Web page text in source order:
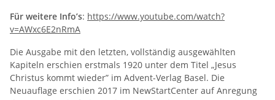
Für weitere Info’s: https://www.youtube.com/watch?
v=AWxc6E2nRmA
Die Ausgabe mit den letzten, vollständig ausgewählten
Kapiteln erschien erstmals 1920 unter dem Titel „Jesus
Christus kommt wieder” im Advent-Verlag Basel. Die
Neuauflage erschien 2017 im NewStartCenter auf Anregung